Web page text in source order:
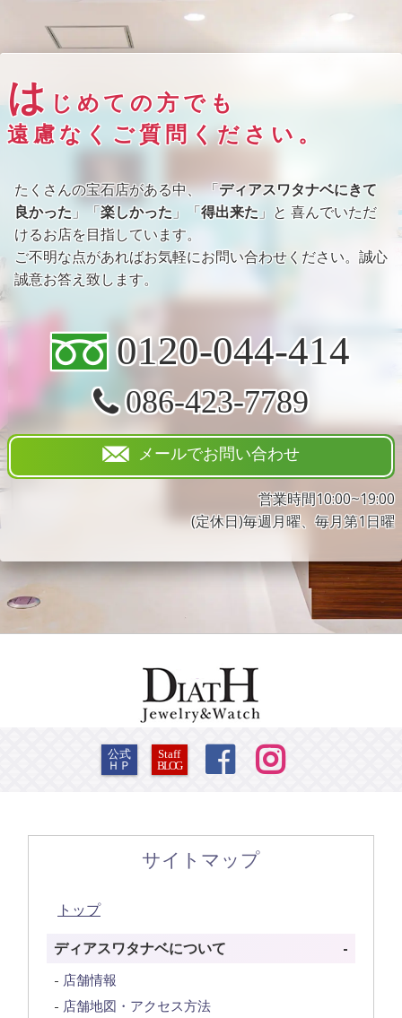
はじめての方でも
遠慮なくご質問ください。
たくさんの宝石店がある中、 「ディアスワタナベにきて
良かった」「楽しかった 」「得出来た 」と 喜んでいただ
けるお店を目指しています。
ご不明な点があればお気軽にお問い合わせください。誠心
誠意お答え致します。
0120-044-414
086-423-7789
メールでお問い合わせ
営業時間10:00~19:00
(定休日)毎週月曜、毎月第1日曜
公式
ＨＰ
Staff
BLOG
 
サイトマップ
トップ
ディアスワタナベについて
店舗情報
店舗地図・アクセス方法